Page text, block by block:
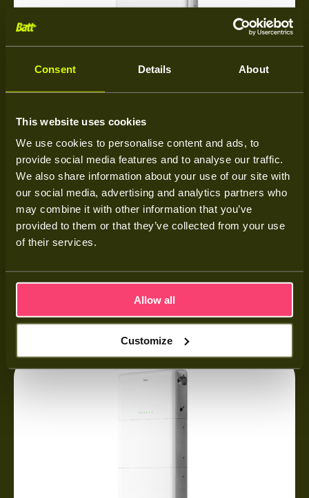
Consent Details About
This website uses cookies
We use cookies to personalise content and ads, to
provide social media features and to analyse our traffic.
We also share information about your use of our site with
our social media, advertising and analytics partners who
may combine it with other information that you’ve
provided to them or that they’ve collected from your use
of their services.
Allow all
Customize
1 fase
20 kWh thuisbatterij met omvormer
Meer weten over deze thuisbatterij